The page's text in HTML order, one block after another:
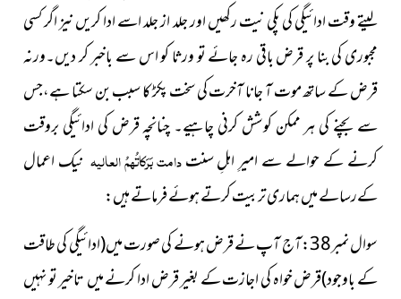
لیتے وقت ادائیگی کی پکی نیت رکھیں اور جلد از جلد اسے ادا کریں نیز اگر کسی
مجبوری کی بنا پر قرض باقی رہ جائے تو ورثا کو اس سے باخبر کر دیں۔ورنہ
قرض کے ساتھ موت آ جانا آخرت کی سخت پکڑ کاسبب بن سکتا ہے،جس
سے بچنے کی ہر ممکن کوشش کرنی چاہیے۔چنانچہ قرض کی ادائیگی بروقت
کرنے کے حوالے سے امیرِ اہلِ سنتدامت بَرَکاتُہمُ العالیہ نیک اعمال
کےرسالے میں ہماری تربیت کرتے ہوئے فرماتے ہیں:
سوال نمبر38:آج آپ نے قرض ہونے کی صورت میں(ادائیگی کی طاقت
کے باوجود)قرض خواہ کی اجازت کے بغیر قرض ادا کرنےمیں تاخیر تو نہیں